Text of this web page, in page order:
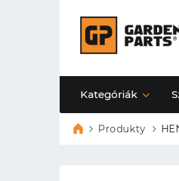
Kategóriák
Produkty